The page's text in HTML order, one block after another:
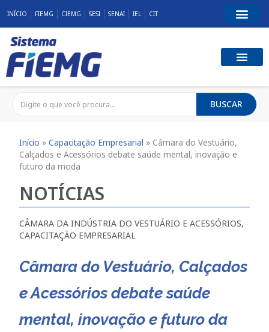
INÍCIO FIEMG CIEMG SESI SENAI IEL CIT
BUSCAR
Início »Capacitação Empresarial » Câmara do Vestuário,
Calçados e Acessórios debate saúde mental, inovação e
futuro da moda
NOTÍCIAS
CÂMARA DA INDÚSTRIA DO VESTUÁRIO E ACESSÓRIOS,
CAPACITAÇÃO EMPRESARIAL
Câmara do Vestuário, Calçados
e Acessórios debate saúde
mental, inovação e futuro da